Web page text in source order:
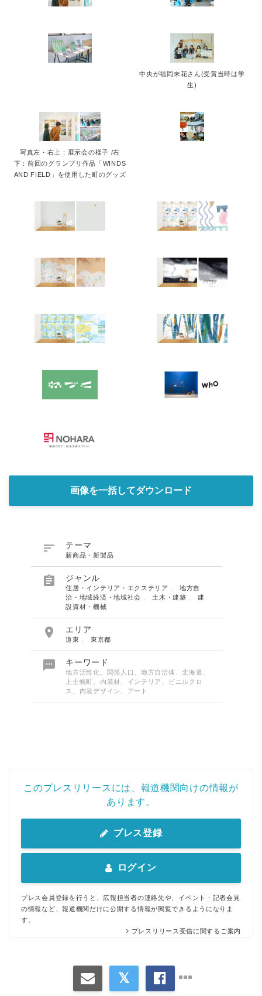
中央が福岡未花さん(受賞当時は学
生)
写真左・右上：展示会の様子 /右
下：前回のグランプリ作品「WINDS
AND FIELD」を使用した町のグッズ
画像を一括してダウンロード
 テーマ
新商品・新製品
 ジャンル
住居・インテリア・エクステリア
地方自
治・地域経済・地域社会
土木・建築
建
設資材・機械
 エリア
道東 東京都
 キーワード
地方活性化、関係人口、地方自治体、北海道、
上士幌町、内装材、インテリア、ビニルクロ
ス、内装デザイン、アート
このプレスリリースには、報道機関向けの情報が
あります。
プレス登録
ログイン
プレス会員登録を行うと、広報担当者の連絡先や、イベント・記者会見
の情報など、報道機関だけに公開する情報が閲覧できるようになりま
す。
プレスリリース受信に関するご案内